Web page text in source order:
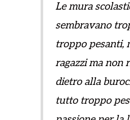
Le mura
sembravano
troppo pesanti,
ragazzi ma non
dietro alla
tutto troppo